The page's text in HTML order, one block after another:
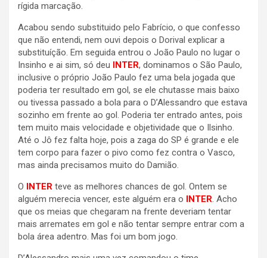
rígida marcação.
Acabou sendo substituido pelo Fabrício, o que confesso
que não entendi, nem ouvi depois o Dorival explicar a
substituíção. Em seguida entrou o João Paulo no lugar o
Insinho e ai sim, só deu INTER, dominamos o São Paulo,
inclusive o próprio João Paulo fez uma bela jogada que
poderia ter resultado em gol, se ele chutasse mais baixo
ou tivessa passado a bola para o D’Alessandro que estava
sozinho em frente ao gol. Poderia ter entrado antes, pois
tem muito mais velocidade e objetividade que o Ilsinho.
Até o Jô fez falta hoje, pois a zaga do SP é grande e ele
tem corpo para fazer o pivo como fez contra o Vasco,
mas ainda precisamos muito do Damião.
O INTER teve as melhores chances de gol. Ontem se
alguém merecia vencer, este alguém era o INTER. Acho
que os meias que chegaram na frente deveriam tentar
mais arremates em gol e não tentar sempre entrar com a
bola área adentro. Mas foi um bom jogo.